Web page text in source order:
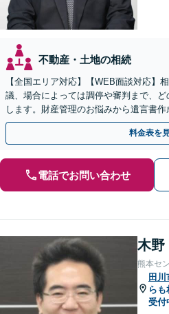
不動産・土地の相続
【全国エリア対応】【WEB面談対応】
議、場合によっては調停や審判まで、
します。財産管理のお悩みから遺言書
引き継ぐ安心の事業承継をサポート」
料金表を
電話でお問い合わせ
木野
熊本セ
田川
らも
受付